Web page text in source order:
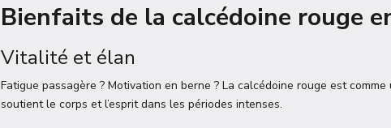
Bienfaits de la calcédoine rouge
Vitalité et élan
Fatigue passagère ? Motivation en berne ? La calcédoine rouge est
soutient le corps et l’esprit dans les périodes intenses.